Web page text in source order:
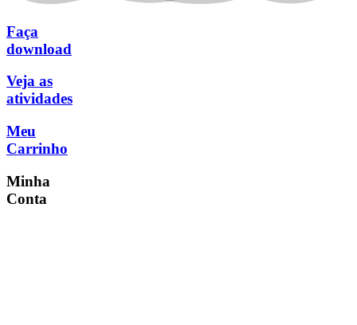
Faça
download
Veja as
atividades
Meu
Carrinho
Minha
Conta